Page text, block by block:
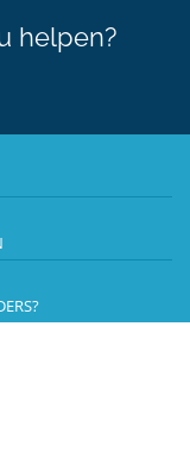
helpen?